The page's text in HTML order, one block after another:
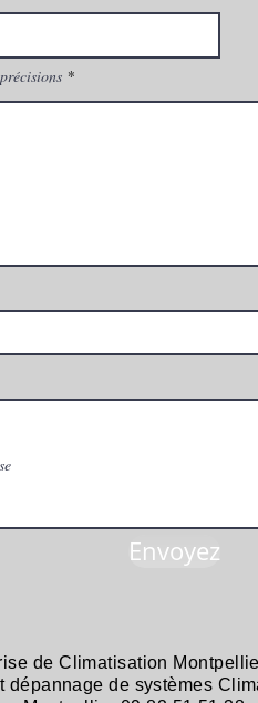
Envoyez
deClimatisation
dépannage de systèmes